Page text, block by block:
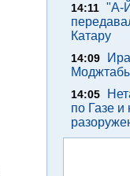
14:11 "А-
Катару
14:09
14:05
по Газе и